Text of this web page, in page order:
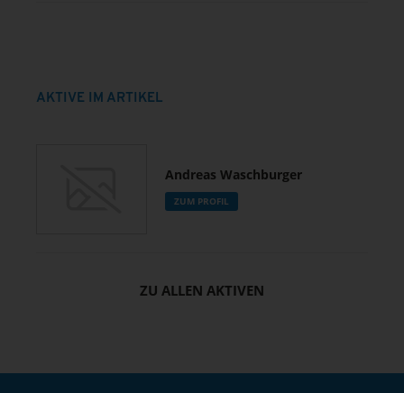
AKTIVE IM ARTIKEL
Andreas Waschburger
ZUM PROFIL
ZU ALLEN AKTIVEN